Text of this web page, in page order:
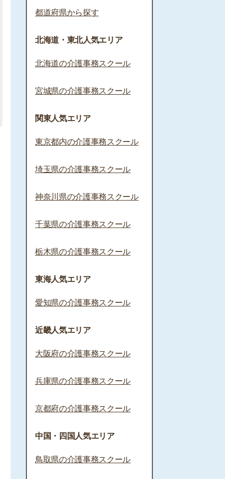
都道府県から探す
北海道・東北人気エリア
北海道の介護事務スクール
宮城県の介護事務スクール
関東人気エリア
東京都内の介護事務スクール
埼玉県の介護事務スクール
神奈川県の介護事務スクール
千葉県の介護事務スクール
栃木県の介護事務スクール
東海人気エリア
愛知県の介護事務スクール
近畿人気エリア
大阪府の介護事務スクール
兵庫県の介護事務スクール
京都府の介護事務スクール
中国・四国人気エリア
鳥取県の介護事務スクール